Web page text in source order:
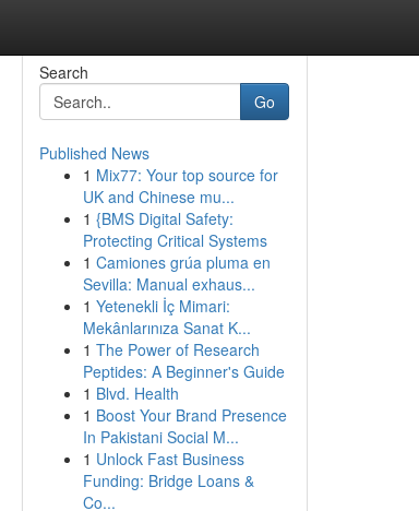
Search
Go
Published News
1 Mix77: Your top source for
UK and Chinese mu...
1 {BMS Digital Safety:
Protecting Critical Systems
1 Camiones grúa pluma en
Sevilla: Manual exhaus...
1 Yetenekli İç Mimari:
Mekânlarınıza Sanat K...
1 The Power of Research
Peptides: A Beginner's Guide
1 Blvd. Health
1 Boost Your Brand Presence
In Pakistani Social M...
1 Unlock Fast Business
Funding: Bridge Loans &
Co...